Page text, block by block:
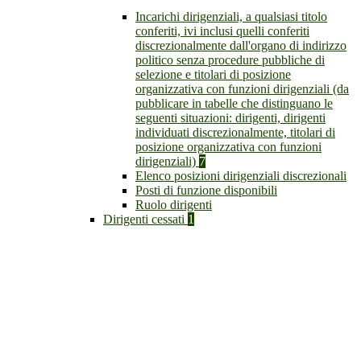
Incarichi dirigenziali, a qualsiasi titolo
conferiti, ivi inclusi quelli conferiti
discrezionalmente dall'organo di indirizzo
politico senza procedure pubbliche di
selezione e titolari di posizione
organizzativa con funzioni dirigenziali (da
pubblicare in tabelle che distinguano le
seguenti situazioni: dirigenti, dirigenti
individuati discrezionalmente, titolari di
posizione organizzativa con funzioni
dirigenziali) 7
Elenco posizioni dirigenziali discrezionali
Posti di funzione disponibili
Ruolo dirigenti
Dirigenti cessati 1